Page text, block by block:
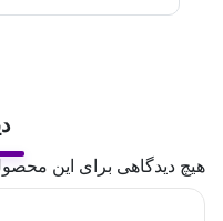
هیچ دیدگاهی برای این